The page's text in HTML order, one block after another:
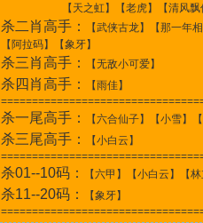
【天之虹】【老虎】【清风飘伤】
杀二肖高手：
【武侠古龙】【那一年
【阿拉码】【象牙】
杀三肖高手： 【无敌小可爱】
杀四肖高手：
【雨佳】
杀一尾高手： 【六合仙子】【小雪】
杀三尾高手：
【小白云】
杀01--10码： 【六甲】【小白云】【
杀11--20码：
【象牙】